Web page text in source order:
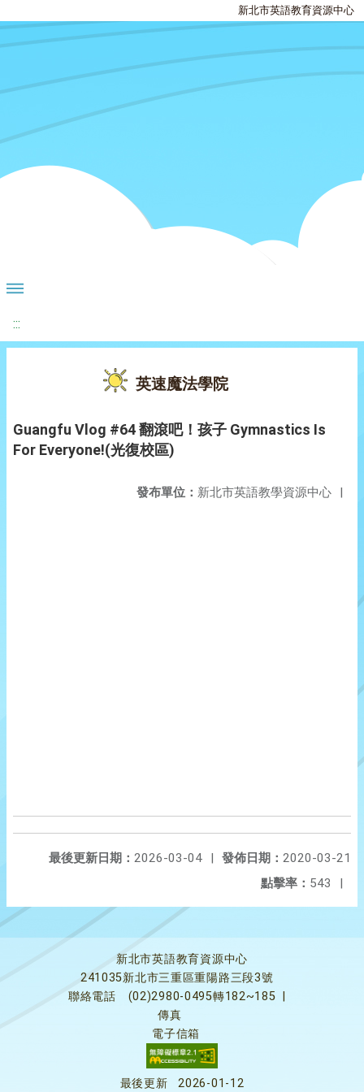
新北市英語教育資源中心
:::
英速魔法學院
Guangfu Vlog #64 翻滾吧！孩子 Gymnastics Is
For Everyone!(光復校區)
發布單位： 新北市英語教學資源中心 |
發佈日期： 2020-03-21
最後更新日期： 2026-03-04
|
點擊率： 543 |
新北市英語教育資源中心
241035新北市三重區重陽路三段3號
聯絡電話
(02)2980-0495轉182~185
傳真
電子信箱
最後更新 2026-01-12